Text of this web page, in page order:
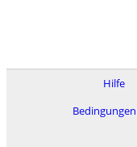
Hilfe
Bedingungen